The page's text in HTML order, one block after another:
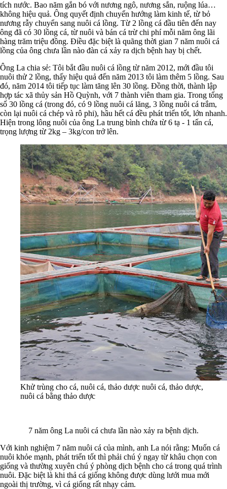
tích nước. Bao năm gắn bó với nương ngô, nương sắn, ruộng lúa…
không hiệu quả. Ông quyết định chuyển hướng làm kinh tế, từ bỏ
nương rẫy chuyển sang nuôi cá lồng. Từ 2 lồng cá đầu tiên đến nay
ông đã có 30 lồng cá, từ nuôi và bán cá trừ chi phí mỗi năm ông lãi
hàng trăm triệu đồng. Điều đặc biệt là quãng thời gian 7 năm nuôi cá
lồng của ông chưa lần nào đàn cá xảy ra dịch bệnh hay bị chết.
Ông La chia sẻ: Tôi bắt đầu nuôi cá lồng từ năm 2012, mới đầu tôi
nuôi thử 2 lồng, thấy hiệu quả đến năm 2013 tôi làm thêm 5 lồng. Sau
đó, năm 2014 tôi tiếp tục làm tăng lên 30 lồng. Đồng thời, thành lập
hợp tác xã thủy sản Hồ Quỳnh, với 7 thành viên tham gia. Trong tổng
số 30 lồng cá (trong đó, có 9 lồng nuôi cá lăng, 3 lồng nuôi cá trắm,
còn lại nuôi cá chép và rô phi), hầu hết cá đều phát triển tốt, lớn nhanh.
Hiện trong lông nuôi của ông La trung bình chứa từ 6 tạ - 1 tấn cá,
trọng lượng từ 2kg – 3kg/con trở lên.
Khử trùng cho cá, nuôi cá, thảo dược nuôi cá, thảo dược,
nuôi cá bằng thảo dược
7 năm ông La nuôi cá chưa lần nào xảy ra bệnh dịch.
Với kinh nghiệm 7 năm nuôi cá của mình, anh La nói rằng: Muốn cá
nuôi khỏe mạnh, phát triển tốt thì phải chú ý ngay từ khâu chọn con
giống và thường xuyên chú ý phòng dịch bệnh cho cá trong quá trình
nuôi. Đặc biệt là khi thả cá giống không được dùng lưới mua mới
ngoài thị trường, vì cá giống rất nhạy cảm.